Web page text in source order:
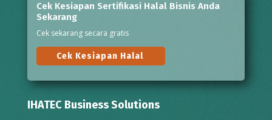
Cek Kesiapan Sertifikasi Halal Bisnis Anda
Sekarang
Cek sekarang secara gratis
Cek Kesiapan Halal
IHATEC Business Solutions